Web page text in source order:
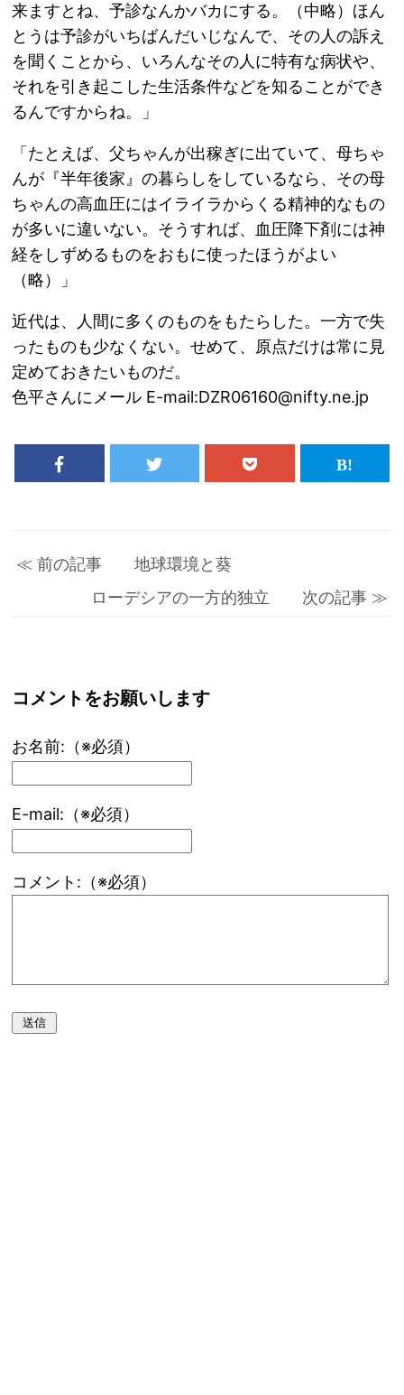
来ますとね、予診なんかバカにする。（中略）ほん
とうは予診がいちばんだいじなんで、その人の訴え
を聞くことから、いろんなその人に特有な病状や、
それを引き起こした生活条件などを知ることができ
るんですからね。」
「たとえば、父ちゃんが出稼ぎに出ていて、母ちゃ
んが『半年後家』の暮らしをしているなら、その母
ちゃんの高血圧にはイライラからくる精神的なもの
が多いに違いない。そうすれば、血圧降下剤には神
経をしずめるものをおもに使ったほうがよい
（略）」
近代は、人間に多くのものをもたらした。一方で失
ったものも少なくない。せめて、原点だけは常に見
定めておきたいものだ。
色平さんにメール E-mail:DZR06160@nifty.ne.jp
≪ 前の記事 地球環境と葵
ローデシアの一方的独立 次の記事 ≫
コメントをお願いします
お名前:（※必須）
E-mail:（※必須）
コメント:（※必須）